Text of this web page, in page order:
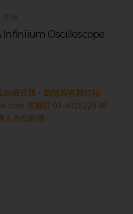
Infiniium Oscilloscope
詳細資訊，請諮詢客服信箱:
或撥打 03-4028229 將
人為您服務－